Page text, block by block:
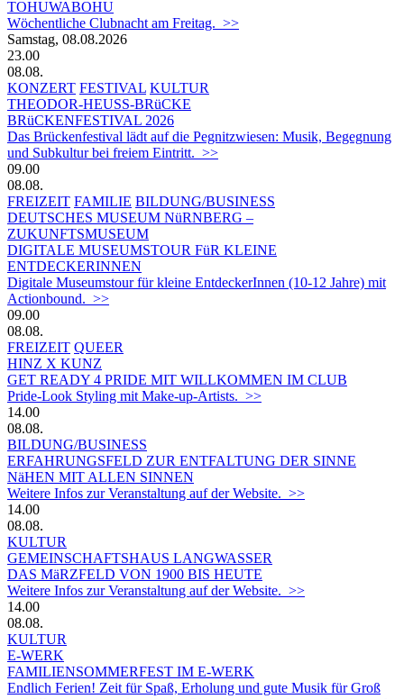
TOHUWABOHU
Wöchentliche Clubnacht am Freitag. >>
Samstag, 08.08.2026
23.00
08.08.
KONZERT FESTIVAL KULTUR
THEODOR-HEUSS-BRüCKE
BRüCKENFESTIVAL 2026
Das Brückenfestival lädt auf die Pegnitzwiesen: Musik, Begegnung
und Subkultur bei freiem Eintritt. >>
09.00
08.08.
FREIZEIT FAMILIE BILDUNG/BUSINESS
DEUTSCHES MUSEUM NüRNBERG –
ZUKUNFTSMUSEUM
DIGITALE MUSEUMSTOUR FüR KLEINE
ENTDECKERINNEN
Digitale Museumstour für kleine EntdeckerInnen (10-12 Jahre) mit
Actionbound. >>
09.00
08.08.
FREIZEIT QUEER
HINZ X KUNZ
GET READY 4 PRIDE MIT WILLKOMMEN IM CLUB
Pride-Look Styling mit Make-up-Artists. >>
14.00
08.08.
BILDUNG/BUSINESS
ERFAHRUNGSFELD ZUR ENTFALTUNG DER SINNE
NäHEN MIT ALLEN SINNEN
Weitere Infos zur Veranstaltung auf der Website. >>
14.00
08.08.
KULTUR
GEMEINSCHAFTSHAUS LANGWASSER
DAS MäRZFELD VON 1900 BIS HEUTE
Weitere Infos zur Veranstaltung auf der Website. >>
14.00
08.08.
KULTUR
E-WERK
FAMILIENSOMMERFEST IM E-WERK
Endlich Ferien! Zeit für Spaß, Erholung und gute Musik für Groß